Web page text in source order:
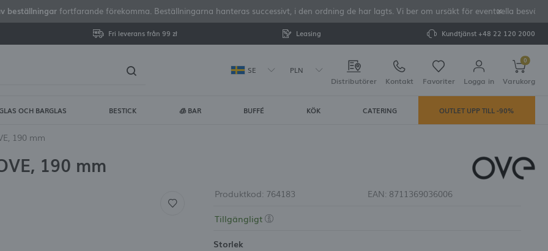
beställningarfortfarande förekomma. Beställningarna hanteras successivt, i den ordning de har lagts. Vi ber om ursäkt för eventuella besvär
Fri leverans från 99 zł Leasing Kundtjänst +48 22 120 2000
SE PLN
Distributörer Kontakt Favoriter Logga in
in
visa köphistorik
0
Varukorg
Din varukorg är tom
OCH BARGLAS BESTICK 🧊 BAR BUFFÉ KÖK CATERING OUTLET UPP TILL -90%
190 mm
190 mm
Produktkod: 764183 EAN: 8711369036006
Tillgängligt
Storlek